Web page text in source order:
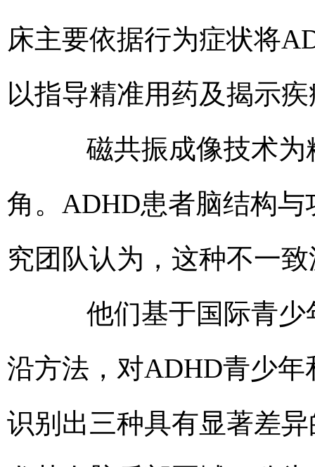
床主要依据行为症状将
以指导精准用药及揭示
磁共振成像技术为
角。ADHD患者脑结构
究团队认为，这种不一
他们基于国际青少
沿方法，对ADHD青少
识别出三种具有显著差